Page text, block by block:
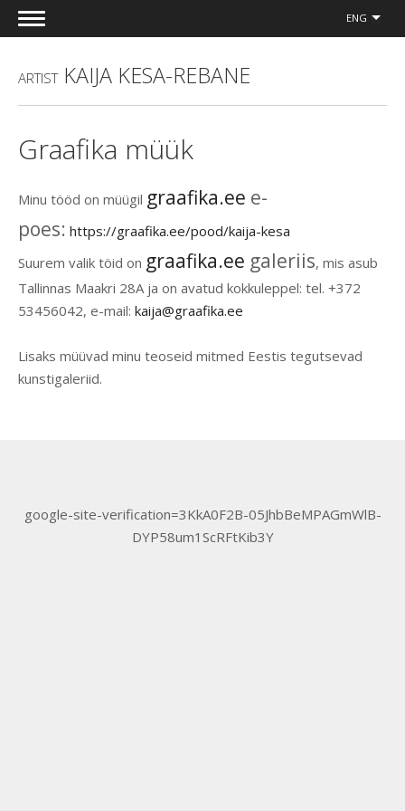
ENG
ARTISTKAIJA KESA-REBANE
Graafika müük
Minu tööd on müügil graafika.ee e-
poes: https://graafika.ee/pood/kaija-kesa
Suurem valik töid on graafika.ee galeriis, mis asub
Tallinnas Maakri 28A ja on avatud kokkuleppel: tel. +372
53456042, e-mail: kaija@graafika.ee
Lisaks müüvad minu teoseid mitmed Eestis tegutsevad
kunstigaleriid.
google-site-verification=3KkA0F2B-05JhbBeMPAGmWlB-
DYP58um1ScRFtKib3Y